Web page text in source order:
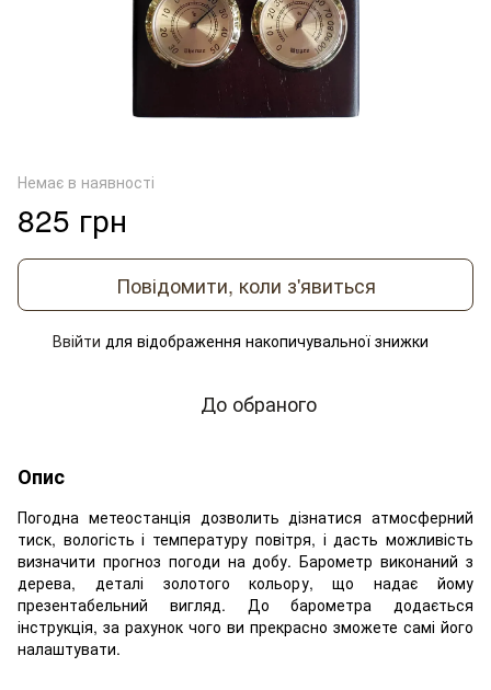
Немає в наявності
825 грн
Повідомити, коли з'явиться
Ввійти для відображення накопичувальної знижки
До обраного
Опис
Погодна метеостанція дозволить дізнатися атмосферний
тиск, вологість і температуру повітря, і дасть можливість
визначити прогноз погоди на добу. Барометр виконаний з
дерева, деталі золотого кольору, що надає йому
презентабельний вигляд. До барометра додається
інструкція, за рахунок чого ви прекрасно зможете самі його
налаштувати.